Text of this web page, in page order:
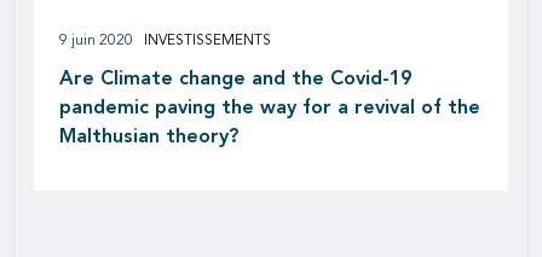
Are Climate change and the Covid-19
pandemic paving the way for a revival of the
Malthusian theory?
9 juin 2020 INVESTISSEMENTS